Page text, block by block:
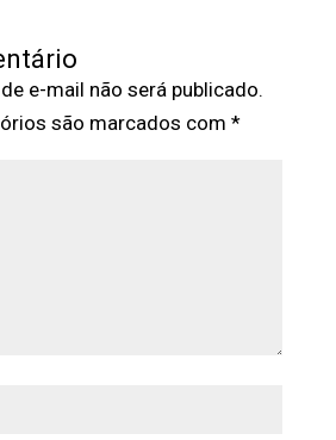
e-mail não será publicado.
são marcados com *